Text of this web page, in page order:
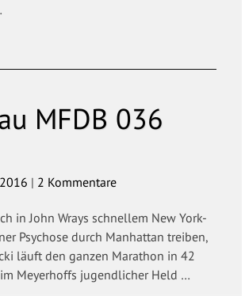
MFDB 036
| 2 Kommentare
in John Wrays schnellem New York-
Psychose durch Manhattan treiben,
läuft den ganzen Marathon in 42
Meyerhoffs jugendlicher Held …